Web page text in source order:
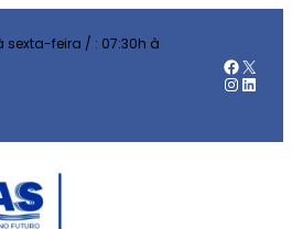
sexta-feira / : 07:30h à
X